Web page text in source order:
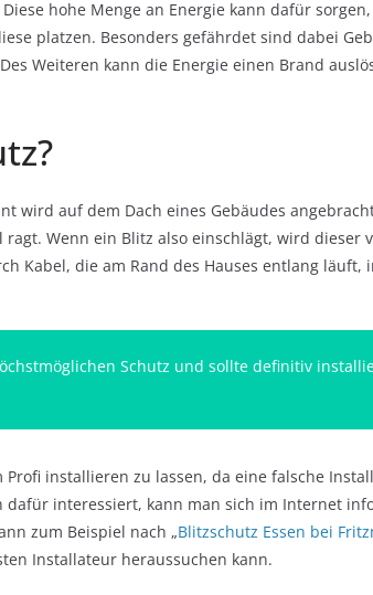
hohe Menge an Energie kann dafür
platzen. Besonders gefährdet sind dabei
Weiteren kann die Energie einen Brand
wird auf dem Dach eines Gebäudes
Wenn ein Blitz also einschlägt, wird dieser
Kabel, die am Rand des Hauses entlang läuft,
Schutz und sollte definitiv
installieren zu lassen, da eine falsche
dafür interessiert, kann man sich im Internet
zum Beispiel nach „Blitzschutz Essen bei
Installateur heraussuchen kann.